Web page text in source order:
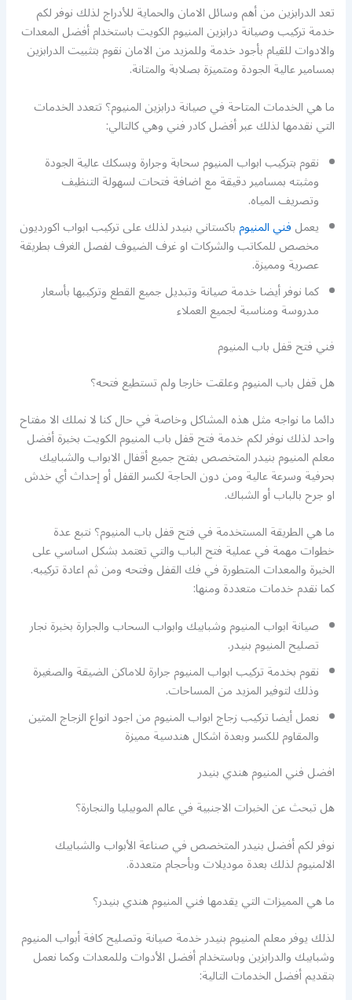
تعد الدرابزين من أهم وسائل الامان والحماية للأدراج لذلك نوفر لكم
خدمة تركيب وصيانة درابزين المنيوم الكويت باستخدام أفضل المعدات
والادوات للقيام بأجود خدمة وللمزيد من الامان نقوم بتثبيت الدرابزين
بمسامير عالية الجودة ومتميزة بصلابة والمتانة.
ما هي الخدمات المتاحة في صيانة درابزين المنيوم؟ تتعدد الخدمات
التي نقدمها لذلك عبر أفضل كادر فني وهي كالتالي:
نقوم بتركيب ابواب المنيوم سحابة وجرارة وبسكك عالية الجودة
ومثبته بمسامير دقيقة مع اضافة فتحات لسهولة التنظيف
وتصريف المياه.
يعملفني المنيومباكستاني بنيدر لذلك على تركيب ابواب اكورديون
مخصص للمكاتب والشركات او غرف الضيوف لفصل الغرف بطريقة
عصرية ومميزة.
كما نوفر أيضا خدمة صيانة وتبديل جميع القطع وتركيبها بأسعار
مدروسة ومناسبة لجميع العملاء
فني فتح قفل باب المنيوم
هل قفل باب المنيوم وعلقت خارجا ولم تستطيع فتحه؟
دائما ما نواجه مثل هذه المشاكل وخاصة في حال كنا لا نملك الا مفتاح
واحد لذلك نوفر لكم خدمة فتح قفل باب المنيوم الكويت بخبرة أفضل
معلم المنيوم بنيدر المتخصص بفتح جميع أقفال الابواب والشبابيك
بحرفية وسرعة عالية ومن دون الحاجة لكسر القفل أو إحداث أي خدش
او جرح بالباب أو الشباك.
ما هي الطريقة المستخدمة في فتح قفل باب المنيوم؟ نتبع عدة
خطوات مهمة في عملية فتح الباب والتي تعتمد بشكل اساسي على
الخبرة والمعدات المتطورة في فك القفل وفتحه ومن ثم اعادة تركيبه.
كما نقدم خدمات متعددة ومنها:
صيانة ابواب المنيوم وشبابيك وابواب السحاب والجرارة بخبرة نجار
تصليح المنيوم بنيدر.
نقوم بخدمة تركيب ابواب المنيوم جرارة للاماكن الضيقة والصغيرة
وذلك لتوفير المزيد من المساحات.
نعمل أيضا تركيب زجاج ابواب المنيوم من اجود انواع الزجاج المتين
والمقاوم للكسر وبعدة اشكال هندسية مميزة
افضل فني المنيوم هندي بنيدر
هل تبحث عن الخبرات الاجنبية في عالم الموبيليا والنجارة؟
نوفر لكم أفضل بنيدر المتخصص في صناعة الأبواب والشبابيك
الالمنيوم لذلك بعدة موديلات وبأحجام متعددة.
ما هي المميزات التي يقدمها فني المنيوم هندي بنيدر؟
لذلك يوفر معلم المنيوم بنيدر خدمة صيانة وتصليح كافة أبواب المنيوم
وشبابيك والدرابزين وباستخدام أفضل الأدوات وللمعدات وكما نعمل
بتقديم أفضل الخدمات التالية: